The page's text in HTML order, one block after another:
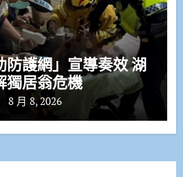
護網」宣導奏效 湖
獨居翁危機
8 月 8, 2026